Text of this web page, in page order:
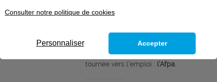
retrouvent sans affectation à la rentrée.
Parcoursup ayant été refusés– pas de
panique : ton année n’est pas gâchée.
Une autre voie s’offre à toi, concrète et
tournée vers l’emploi : l’Afpa
Consulter notre politique de cookies
Personnaliser Accepter